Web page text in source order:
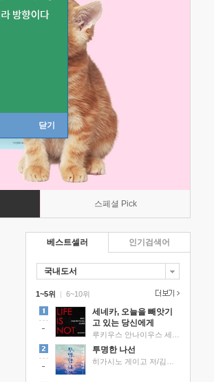
닫기
스페셜 Pick
베스트셀러
국내도서
1~5위 |
세네카, 오늘을 빼앗기
고 있는 당신에게
투명한 나선
6~10위
인기검색어